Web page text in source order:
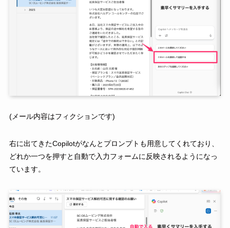
(メール内容はフィクションです)
右に出てきたCopilotがなんとプロンプトも用意してくれており、
どれか一つを押すと自動で入力フォームに反映されるようになっ
ています。